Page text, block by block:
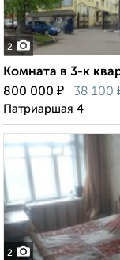
2
Комната в 3-к
800 000 ₽ 38 100
Патриаршая 4
2